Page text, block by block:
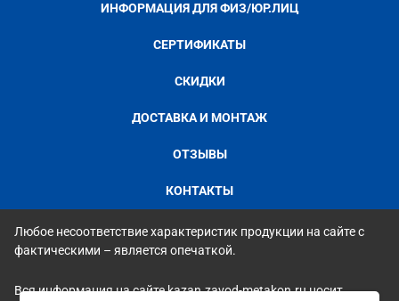
ИНФОРМАЦИЯ ДЛЯ ФИЗ/ЮР.ЛИЦ
СЕРТИФИКАТЫ
СКИДКИ
ДОСТАВКА И МОНТАЖ
ОТЗЫВЫ
КОНТАКТЫ
Любое несоответствие характеристик продукции на сайте с
фактическими – является опечаткой.
Вся информация на сайте kazan.zavod-metakon.ru носит